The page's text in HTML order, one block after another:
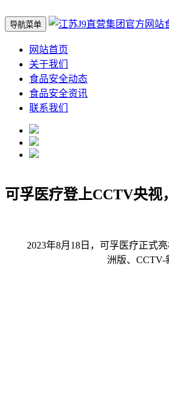
导航菜单
网站首页
关于我们
食品安全动态
食品安全资讯
联系我们
可孚医疗登上CCTV央视
2023年8月18日，可孚医疗正式亮
洲版、CCTV-